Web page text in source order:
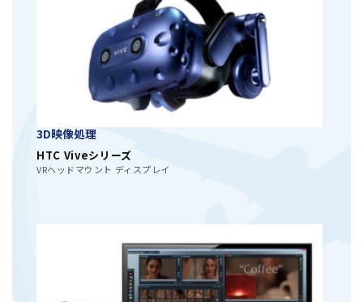
3D映像処理
HTC Viveシリーズ
VRヘッドマウント ディスプレイ